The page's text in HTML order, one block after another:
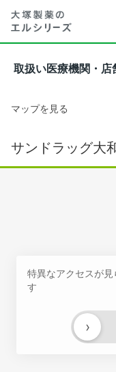
取扱い医療機関・店
マップを見る
サンドラッグ大
特異なアクセスが
す
›